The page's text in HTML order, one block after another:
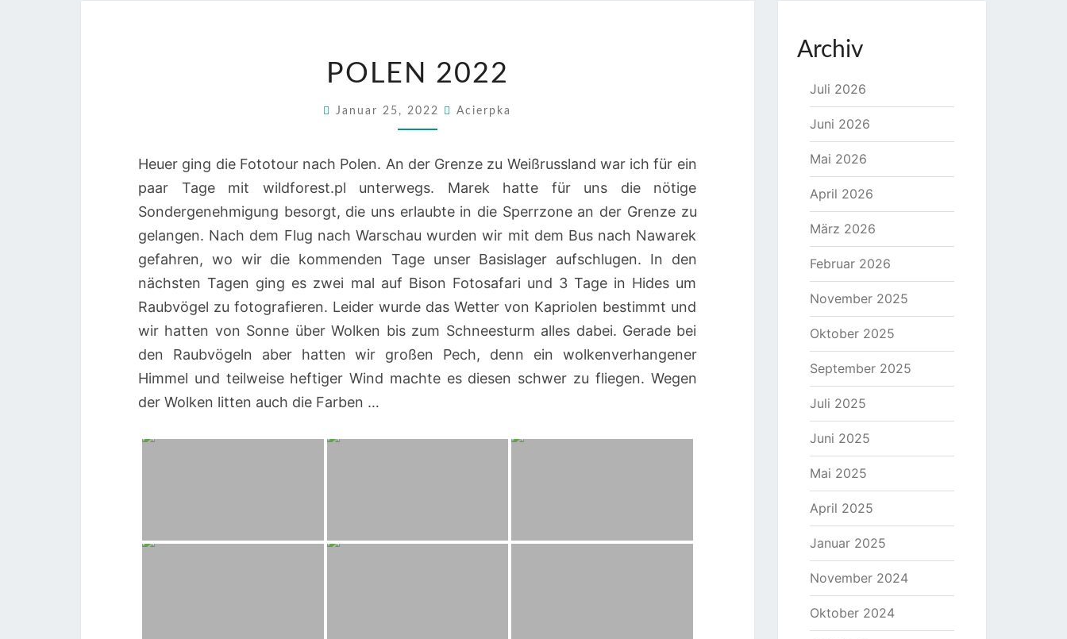
2022
POLEN 2022
Januar 25, 2022 Acierpka
Heuer ging die Fototour nach Polen. An der Grenze zu Weißrussland war ich für ein
paar Tage mit wildforest.pl unterwegs. Marek hatte für uns die nötige
Sondergenehmigung besorgt, die uns erlaubte in die Sperrzone an der Grenze zu
gelangen. Nach dem Flug nach Warschau wurden wir mit dem Bus nach Nawarek
gefahren, wo wir die kommenden Tage unser Basislager aufschlugen. In den
nächsten Tagen ging es zwei mal auf Bison Fotosafari und 3 Tage in Hides um
Raubvögel zu fotografieren. Leider wurde das Wetter von Kapriolen bestimmt und
wir hatten von Sonne über Wolken bis zum Schneesturm alles dabei. Gerade bei
den Raubvögeln aber hatten wir großen Pech, denn ein wolkenverhangener
Himmel und teilweise heftiger Wind machte es diesen schwer zu fliegen. Wegen
der Wolken litten auch die Farben …
Archiv
Juli 2026
Juni 2026
Mai 2026
April 2026
März 2026
Februar 2026
November 2025
Oktober 2025
September 2025
Juli 2025
Juni 2025
Mai 2025
April 2025
Januar 2025
November 2024
Oktober 2024